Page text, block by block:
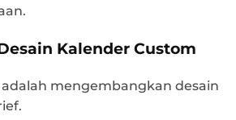
Kalender Custom
mengembangkan desain